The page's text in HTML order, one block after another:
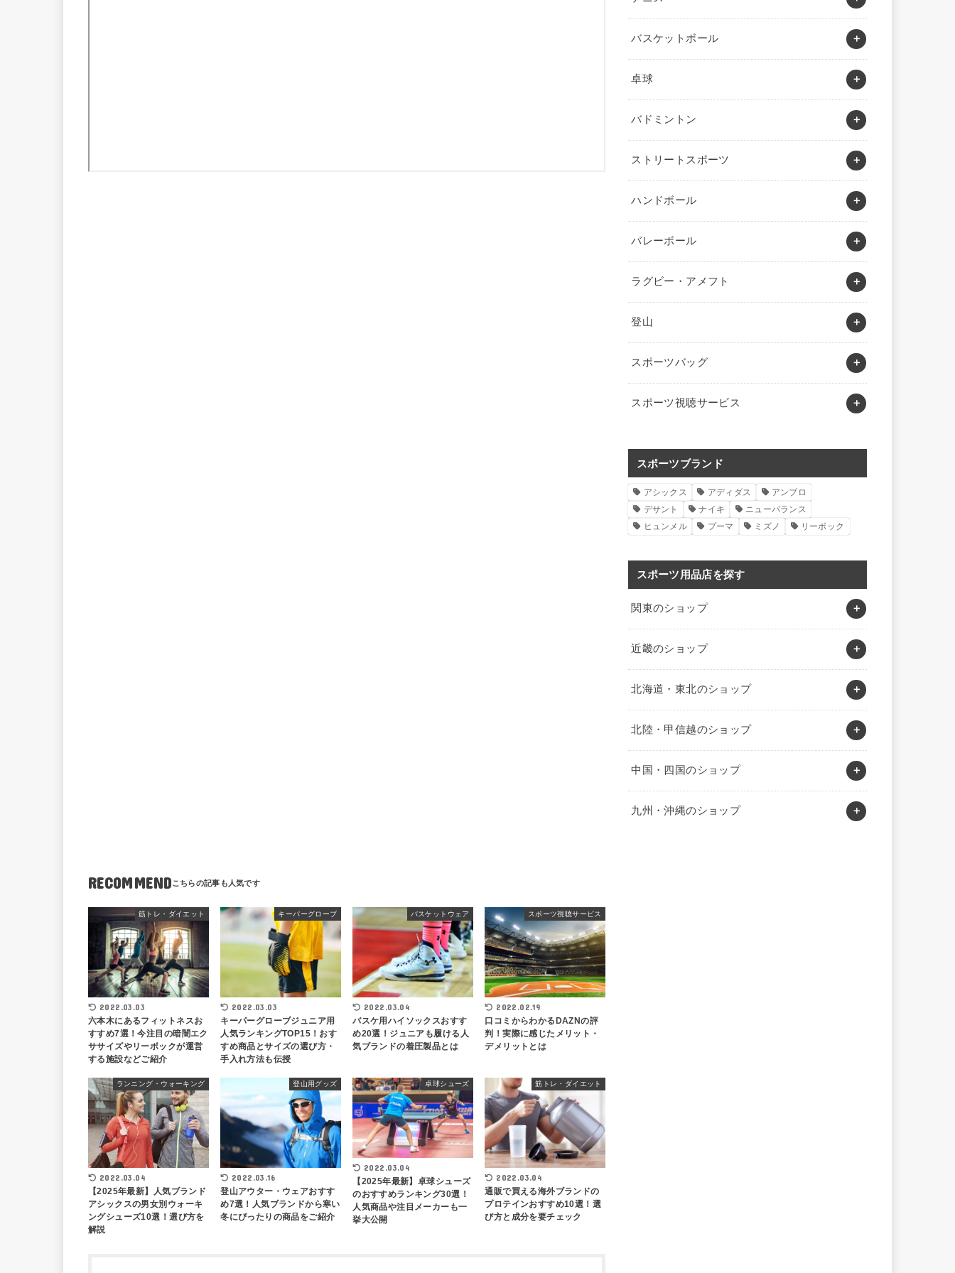
RECOMMEND
筋トレ・ダイエット
2022.03.03
六本木にあるフィットネスお
すすめ7選！今注目の暗闇エク
ササイズやリーボックが運営
する施設などご紹介
キーパーグローブ
2022.03.03
キーパーグローブジュニア用
人気ランキングTOP15！おす
すめ商品とサイズの選び方・
手入れ方法も伝授
バスケットウェア
2022.03.04
バスケ用ハイソックスおすす
め20選！ジュニアも履ける人
気ブランドの着圧製品とは
スポーツ視聴サービス
2022.02.19
口コミからわかるDAZNの評
判！実際に感じたメリット・
デメリットとは
ランニング・ウォーキング
2022.03.04
【2025年最新】人気ブランド
アシックスの男女別ウォーキ
ングシューズ10選！選び方を
解説
登山用グッズ
2022.03.16
登山アウター・ウェアおすす
め7選！人気ブランドから寒い
冬にぴったりの商品をご紹介
卓球シューズ
2022.03.04
【2025年最新】卓球シューズ
のおすすめランキング30選！
人気商品や注目メーカーも一
挙大公開
筋トレ・ダイエット
2022.03.04
通販で買える海外ブランドの
プロテインおすすめ10選！選
び方と成分を要チェック
バスケットボール
卓球
バドミントン
ストリートスポーツ
ハンドボール
バレーボール
ラグビー・アメフト
登山
スポーツバッグ
スポーツ視聴サービス
スポーツブランド
アシックス アディダス
アンブロ
デサント
ナイキ
ニューバランス
ヒュンメル
プーマ ミズノ リーボック
スポーツ用品店を探す
関東のショップ
近畿のショップ
北海道・東北のショップ
北陸・甲信越のショップ
中国・四国のショップ
九州・沖縄のショップ